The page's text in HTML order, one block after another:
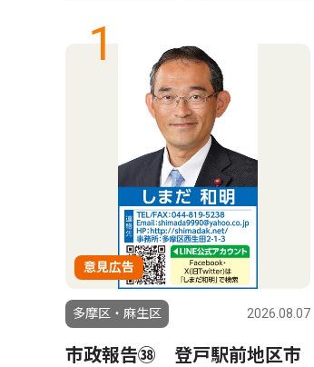
1
意見広告
多摩区・麻生区 2026.08.07
市政報告㊳ 登戸駅前地区市